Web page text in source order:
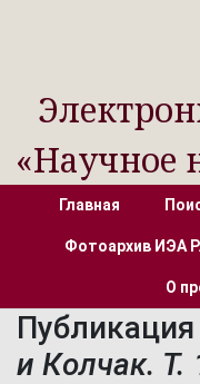
«Научное
Главная
Фотоархив ИЭА
О
Публикация
и Колчак. Т.